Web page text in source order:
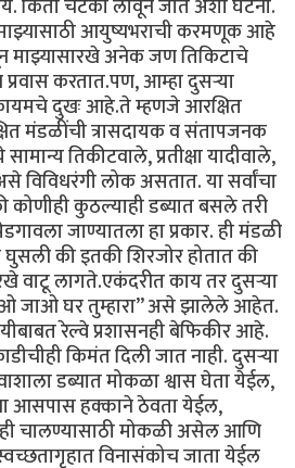
किती चटका लावून जाते अशी घटना.
आयुष्यभराची करमणूक आहे
माझ्यासारखे अनेक जण तिकिटाचे
करतात.पण, आम्हा दुसऱ्या
दुखः आहे.ते म्हणजे आरक्षित
मंडळींची त्रासदायक व संतापजनक
तिकीटवाले, प्रतीक्षा यादीवाले,
विविधरंगी लोक असतात. या सर्वांचा
कुठल्याही डब्यात बसले तरी
जाण्यातला हा प्रकार. ही मंडळी
की इतकी शिरजोर होतात की
वाटू लागते.एकंदरीत काय तर दुसऱ्या
जाओ घर तुम्हारा’’ असे झालेले आहेत.
रेल्वे प्रशासनही बेफिकीर आहे.
किमंत दिली जात नाही. दुसऱ्या
डब्यात मोकळा श्वास घेता येईल,
आसपास हक्काने ठेवता येईल,
ही चालण्यासाठी मोकळी असेल आणि
विनासंकोच जाता येईल